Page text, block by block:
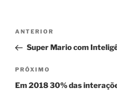
Navegação
Post
Post
anterior
ANTERIOR
Super Mario com
Próximo
post
PRÓXIMO
Em 2018 30% das